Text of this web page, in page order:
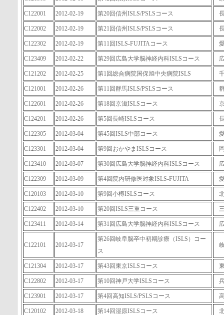
C122001 2012-02-19 第20回信州ISLS/PSLSコース
C122002 2012-02-19 第21回信州ISLS/PSLSコース
C122302 2012-02-19 第11回ISLS-FUJITAコース
C123409 2012-02-22 第29回広島大学脳神経内科ISLSコース
C121202 2012-02-25 第1回総合病院国保旭中央病院ISLS
C121001 2012-02-26 第11回群馬ISLS/PSLSコース
C122601 2012-02-26 第18回京滋ISLSコース
C124201 2012-02-26 第5回長崎ISLSコース
C122305 2012-03-04 第45回ISLS中部コース
C123301 2012-03-04 第9回おかやまISLSコース
C123410 2012-03-07 第30回広島大学脳神経内科ISLSコース
C122309 2012-03-09 第4回院内研修医対象ISLS-FUJITA
C120103 2012-03-10 第9回小樽ISLSコース
C122402 2012-03-10 第20回ISLS三重コース
C123411 2012-03-14 第31回広島大学脳神経内科ISLSコース
C122101 2012-03-17
第26回岐阜脳卒中初期診療（ISLS）コー
ス
C121304 2012-03-17 第43回東京ISLSコース
C122802 2012-03-17 第10回神戸大学ISLSコース
C123901 2012-03-17 第4回高知ISLS/PSLSコース
C120102 2012-03-18 第14回湿原ISLSコース